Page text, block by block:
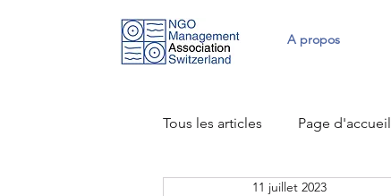
A propos
Tous les articles Page d'accueil
11 juillet 2023